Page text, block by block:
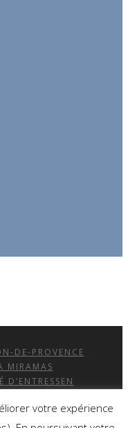
DE-PROVENCE
MIRAMAS
votre expérience